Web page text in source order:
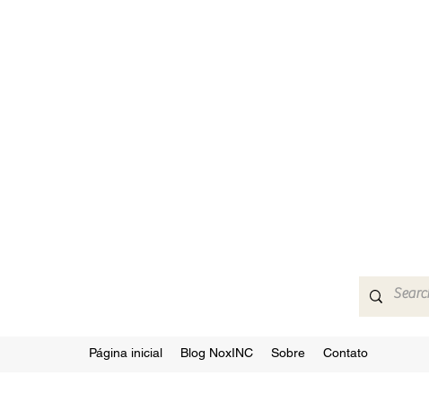
Página inicial Blog NoxINC Sobre Contato